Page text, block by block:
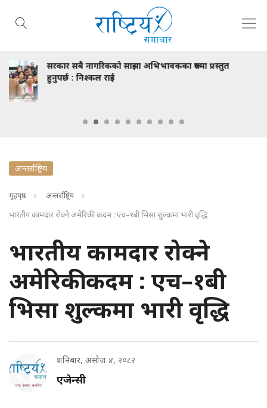
रूपमा प्रस्तुत
स्टाइपेन्ड एकरूपता विवाद :
अन्तर्राष्ट्रिय
गृहपृष्ठ
अन्तर्राष्ट्रिय
भारतीय कामदार रोक्ने अमेरिकी कदम : एच–१बी भिसा शुल्कमा भारी वृद्धि
भारतीय कामदार रोक्ने
अमेरिकी कदम : एच–१बी
भिसा शुल्कमा भारी वृद्धि
शनिबार, असोज ४, २०८२
एजेन्सी